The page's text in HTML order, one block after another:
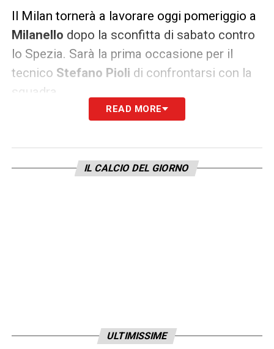
Il Milan tornerà a lavorare oggi pomeriggio a
Milanello dopo la sconfitta di sabato contro
lo Spezia. Sarà la prima occasione per il
tecnico Stefano Pioli di confrontarsi con la
squadra.
Secondo Corriere della Sera, il tecnico
inviterà tutti i calciatori a tornareumili ed
Nella sua visione, il problema non
READ MORE
IL CALCIO DEL GIORNO
ULTIMISSIME